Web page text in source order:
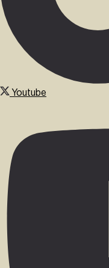
Youtube